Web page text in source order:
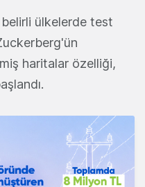
ülkelerde test
haritalar özelliği,